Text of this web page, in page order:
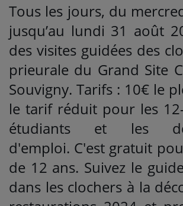
Tous les jours, du
jusqu’au lundi 31 août
des visites guidées des
prieurale du Grand Site
Souvigny. Tarifs : 10€ le
le tarif réduit pour les
étudiants et les
d'emploi. C'est gratuit
de 12 ans. Suivez le
dans les clochers à la